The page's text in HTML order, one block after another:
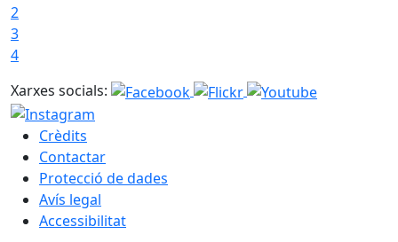
2
3
4
Xarxes socials:
Crèdits
Contactar
Protecció de dades
Avís legal
Accessibilitat